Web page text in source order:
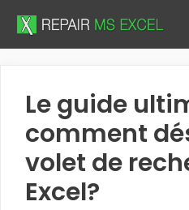
Skip
Le guide
comment
volet de
Excel?